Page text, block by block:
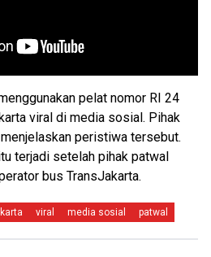
pelat nomor RI 24
viral di media sosial. Pihak
peristiwa tersebut.
terjadi setelah pihak patwal
bus TransJakarta.
viral media sosial patwal